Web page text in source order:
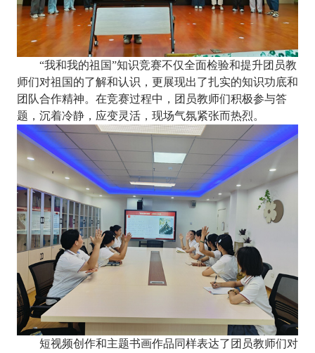
“我和我的祖国”知识竞赛不仅全面检验和提升团员教
师们对祖国的了解和认识 ，更展现出了扎实的知识功底和
团队合作精神。在竞赛过程中，团员教师们积极参与答
题，沉着冷静，应变灵活，现场气氛紧张而热烈。
短视频创作和主题书画作品同样表达了团员教师们对